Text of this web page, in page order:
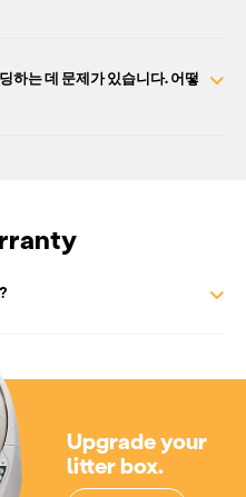
는 데 문제가 있습니다. 어떻
Upgrade your
litter box.